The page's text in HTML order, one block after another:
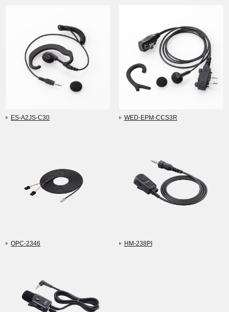
ES-A2JS-C30 WED-EPM-CCS3R
OPC-2346 HM-238PI